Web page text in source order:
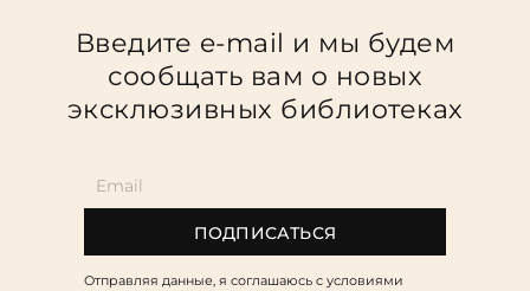
Введите e-mail и мы будем
сообщать вам о новых
эксклюзивных библиотеках
ПОДПИСАТЬСЯ
Отправляя данные, я соглашаюсь c условиями